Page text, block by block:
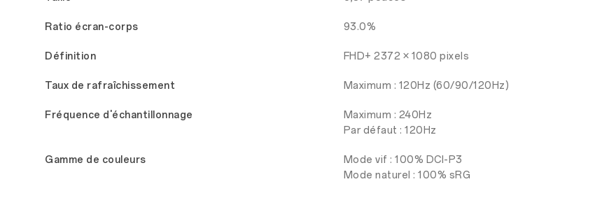
Ratio écran-corps 93.0%
Définition FHD+ 2372 × 1080 pixels
Taux de rafraîchissement Maximum : 120Hz (60/90/120Hz)
Fréquence d'échantillonnage
Maximum : 240Hz
Par défaut : 120Hz
Gamme de couleurs
Mode vif : 100% DCI-P3
Mode naturel : 100% sRG